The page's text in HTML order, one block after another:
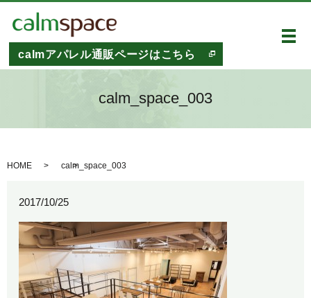
calmアパレル通販ページはこちら
メ
calm_space_003
HOME calm_space_003
2017/10/25